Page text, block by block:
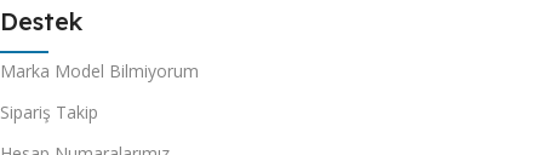
Destek
Marka Model Bilmiyorum
Sipariş Takip